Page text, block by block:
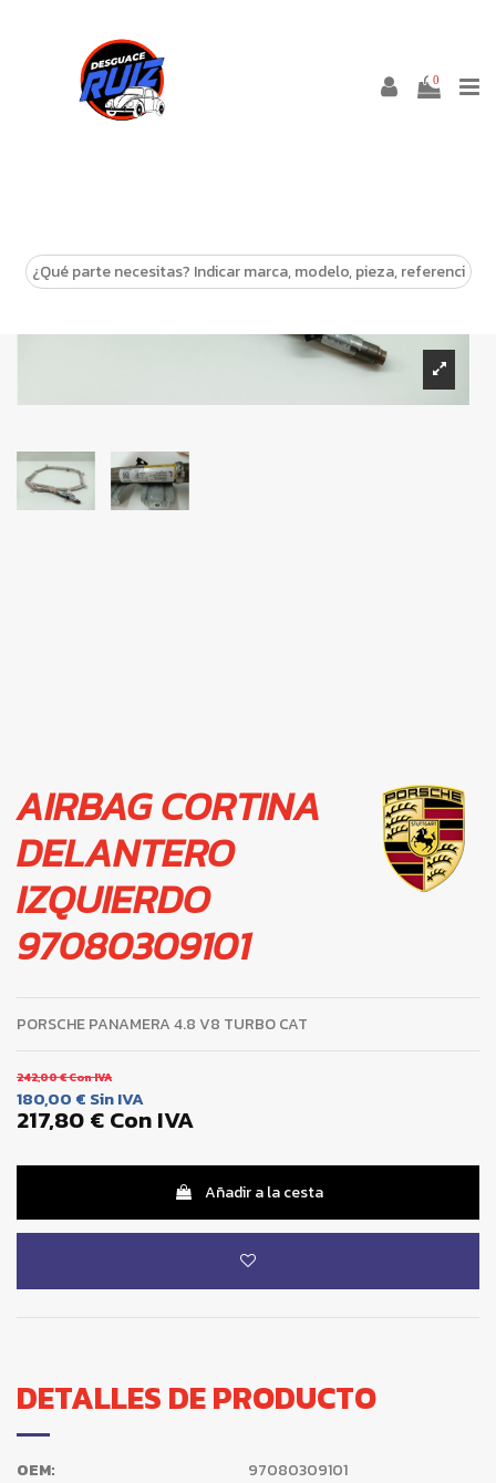
0
AIRBAG CORTINA
DELANTERO
IZQUIERDO
97080309101
PORSCHE PANAMERA 4.8 V8 TURBO CAT
242,00 €Con IVA
180,00 € Sin IVA
217,80 €Con IVA
Añadir a la cesta
DETALLES DE PRODUCTO
OEM:
97080309101